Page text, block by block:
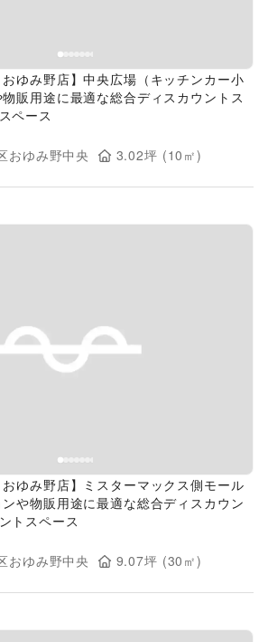
おゆみ野店】中央広場（キッチンカー小
販用途に最適な総合ディスカウントス
ペース
おゆみ野中央 3.02坪 (10 ㎡)
おゆみ野店】ミスターマックス側モール
や物販用途に最適な総合ディスカウン
トスペース
おゆみ野中央 9.07坪 (30 ㎡)